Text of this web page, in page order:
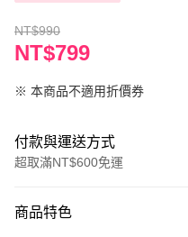
NT$990
NT$799
※ 本商品不適用折價券
付款與運送方式
超取滿NT$600免運
信用卡一次付款
商品特色